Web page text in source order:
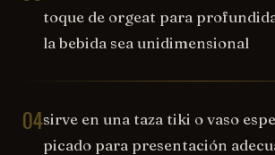
toque de orgeat para
la bebida sea unidimensional
04sirve en una taza tiki o vaso
picado para presentación